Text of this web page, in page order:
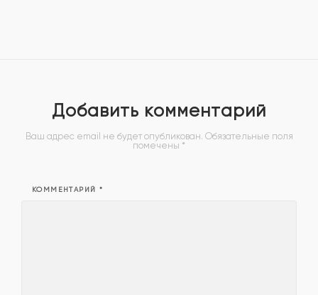
Добавить комментарий
Ваш адрес email не будет опубликован. Обязательные поля
помечены *
КОММЕНТАРИЙ *